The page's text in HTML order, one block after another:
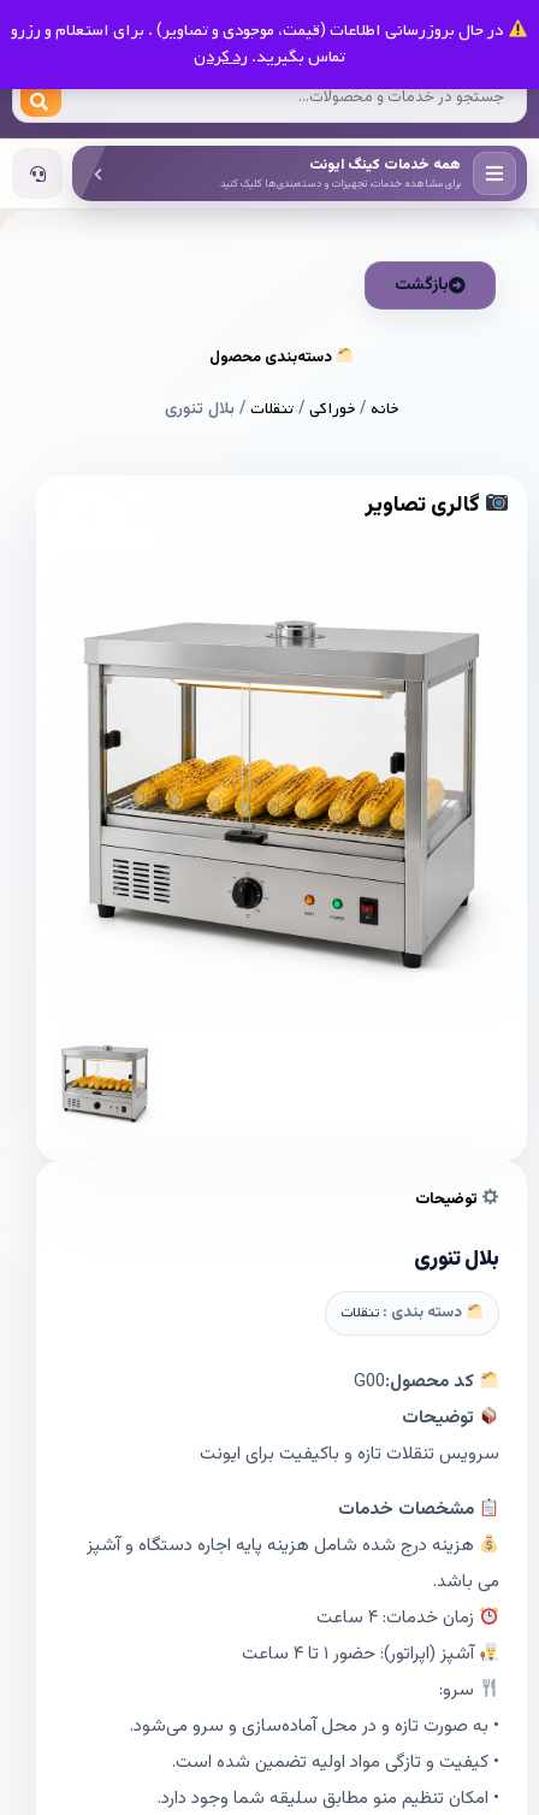
در حال بروزرسانی اطلاعات (قیمت، موجودی و تصاویر) . برای استعلام و رزرو
تماس بگیرید. رد کردن
کینگ ایونت
همه خدمات کینگ ایونت
برای مشاهده خدمات، تجهیزات و دسته‌بندی‌ها کلیک کنید
بازگشت
دسته‌بندی محصول
خانه/خوراکی/تنقلات/ بلال تنوری
گالری تصاویر
توضیحات
بلال تنوری
دسته بندی : تنقلات
کد محصول:G00
توضیحات
سرویس تنقلات تازه و باکیفیت برای ایونت‌
مشخصات خدمات
هزینه درج شده شامل هزینه پایه اجاره دستگاه و آشپز
می باشد.
زمان خدمات: ۴ ساعت
آشپز (اپراتور): حضور ۱ تا ۴ ساعت
سرو:
• به صورت تازه و در محل آماده‌سازی و سرو می‌شود.
• کیفیت و تازگی مواد اولیه تضمین شده است.
• امکان تنظیم منو مطابق سلیقه شما وجود دارد.